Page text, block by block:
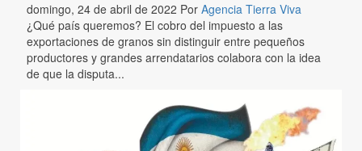
domingo, 24 de abril de 2022 Por Agencia Tierra Viva
¿Qué país queremos? El cobro del impuesto a las
exportaciones de granos sin distinguir entre pequeños
productores y grandes arrendatarios colabora con la idea
de que la disputa...